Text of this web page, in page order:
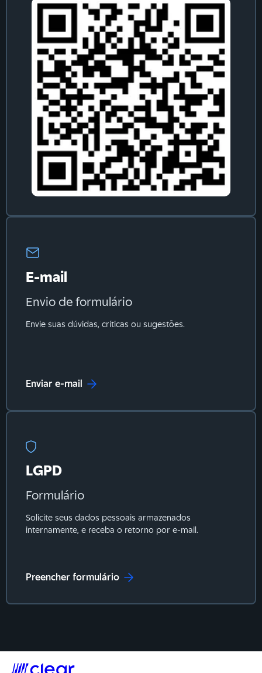
E-mail
Envio de formulário
Envie suas dúvidas, críticas ou sugestões.
Enviar e-mail
LGPD
Formulário
Solicite seus dados pessoais armazenados
internamente, e receba o retorno por e-mail.
Preencher formulário